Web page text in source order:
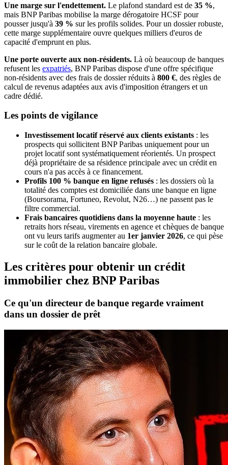
Une marge sur l'endettement. Le plafond standard est de 35 %,
mais BNP Paribas mobilise la marge dérogatoire HCSF pour
pousser jusqu'à 39 % sur les profils solides. Pour un dossier robuste,
cette marge supplémentaire ouvre quelques milliers d'euros de
capacité d'emprunt en plus.
Une porte ouverte aux non-résidents. Là où beaucoup de banques
refusent les expatriés, BNP Paribas dispose d'une offre spécifique
non-résidents avec des frais de dossier réduits à 800 €, des règles de
calcul de revenus adaptées aux avis d'imposition étrangers et un
cadre dédié.
Les points de vigilance
Investissement locatif réservé aux clients existants : les
prospects qui sollicitent BNP Paribas uniquement pour un
projet locatif sont systématiquement réorientés. Un prospect
déjà propriétaire de sa résidence principale avec un crédit en
cours n'a pas accès à ce financement.
Profils 100 % banque en ligne refusés : les dossiers où la
totalité des comptes est domiciliée dans une banque en ligne
(Boursorama, Fortuneo, Revolut, N26…) ne passent pas le
filtre commercial.
Frais bancaires quotidiens dans la moyenne haute : les
retraits hors réseau, virements en agence et chèques de banque
ont vu leurs tarifs augmenter au 1er janvier 2026, ce qui pèse
sur le coût de la relation bancaire globale.
Les critères pour obtenir un crédit
immobilier chez BNP Paribas
Ce qu'un directeur de banque regarde vraiment
dans un dossier de prêt